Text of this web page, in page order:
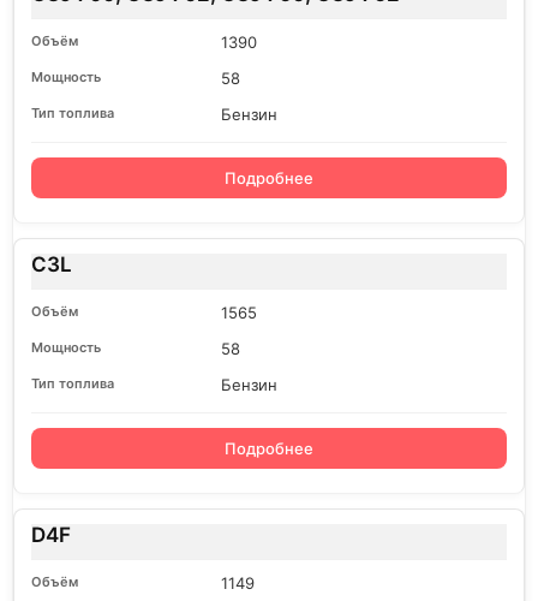
1390
58
Бензин
Подробнее
C3L
1565
58
Бензин
Подробнее
D4F
1149